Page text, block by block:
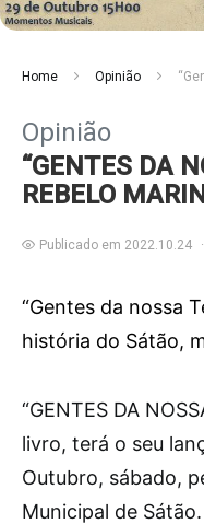
Home Opinião
Opinião
“GENTES DA
REBELO
Publicado em 2022.10.24
“Gentes da nossa
história do Sátão,
“GENTES DA
livro, terá o seu
Outubro, sábado,
Municipal de Sátão.